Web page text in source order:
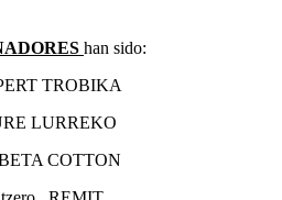
han sido:
TROBIKA
LURREKO
COTTON